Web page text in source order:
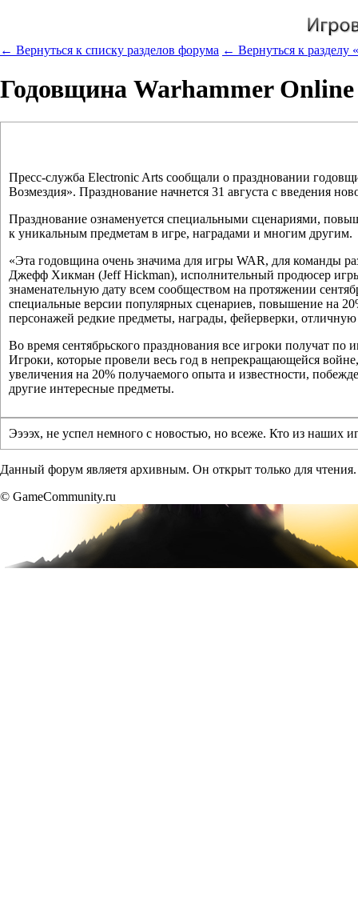
← Вернуться к списку разделов форума ← Вернуться к разделу
Годовщина Warhammer Online
Пресс-служба Electronic Arts сообщали о праздновании
Возмездия». Празднование начнется 31 августа с введения
Празднование ознаменуется специальными сценариями,
к уникальным предметам в игре, наградами и многим другим.
«Эта годовщина очень значима для игры WAR, для команды
Джефф Хикман (Jeff Hickman), исполнительный продюсер
знаменательную дату всем сообществом на протяжении
специальные версии популярных сценариев, повышение на
персонажей редкие предметы, награды, фейерверки,
Во время сентябрьского празднования все игроки получат
Игроки, которые провели весь год в непрекращающейся
увеличения на 20% получаемого опыта и известности,
другие интересные предметы.
Ээээх, не успел немного с новостью, но всеже. Кто из наших
Данный форум являетя архивным. Он открыт только для чтения.
© GameCommunity.ru